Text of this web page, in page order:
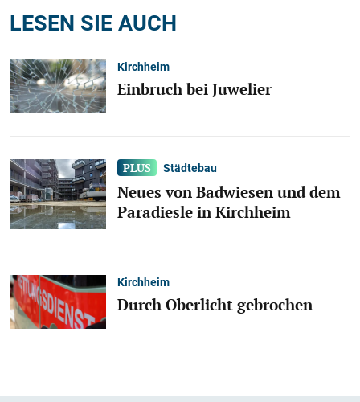
LESEN SIE AUCH
Kirchheim
Einbruch bei Juwelier
Städtebau
Neues von Badwiesen und dem
Paradiesle in Kirchheim
Kirchheim
Durch Oberlicht gebrochen